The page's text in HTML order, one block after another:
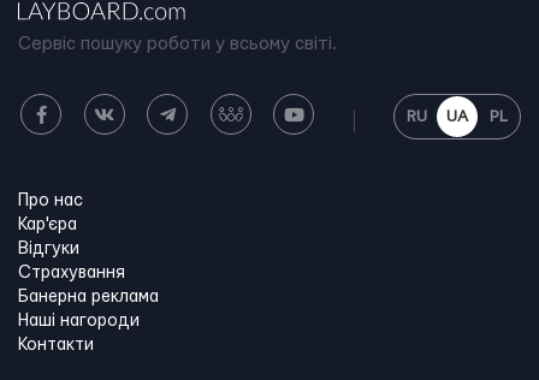
Сервіс пошуку роботи у всьому світі.
RU UA PL
Про нас
Кар'єра
Відгуки
Страхування
Банерна реклама
Наші нагороди
Контакти